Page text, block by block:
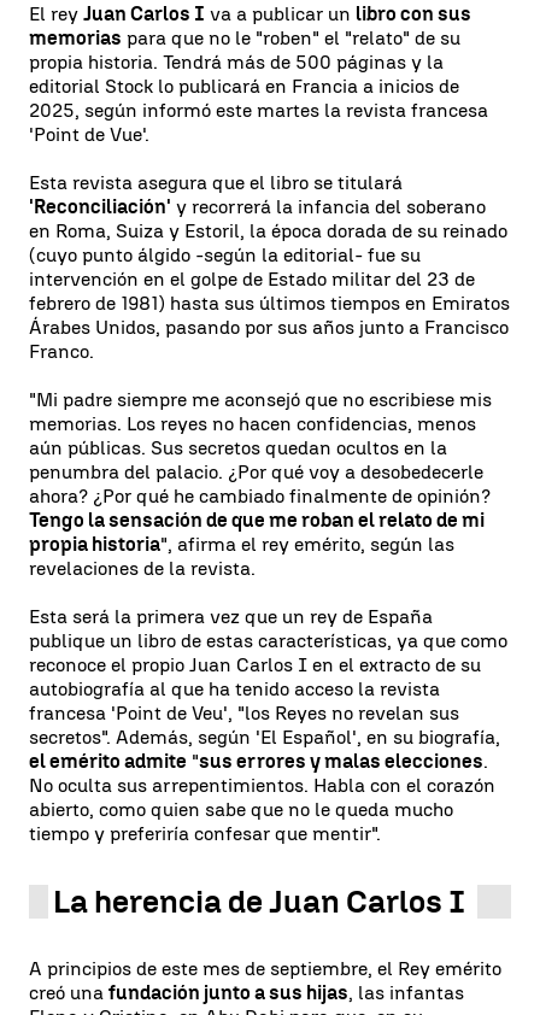
El rey Juan Carlos I va a publicar un libro con sus
memorias para que no le "roben" el "relato" de su
propia historia. Tendrá más de 500 páginas y la
editorial Stock lo publicará en Francia a inicios de
2025, según informó este martes la revista francesa
'Point de Vue'.
Esta revista asegura que el libro se titulará
'Reconciliación' y recorrerá la infancia del soberano
en Roma, Suiza y Estoril, la época dorada de su reinado
(cuyo punto álgido -según la editorial- fue su
intervención en el golpe de Estado militar del 23 de
febrero de 1981) hasta sus últimos tiempos en Emiratos
Árabes Unidos, pasando por sus años junto a Francisco
Franco.
"Mi padre siempre me aconsejó que no escribiese mis
memorias. Los reyes no hacen confidencias, menos
aún públicas. Sus secretos quedan ocultos en la
penumbra del palacio. ¿Por qué voy a desobedecerle
ahora? ¿Por qué he cambiado finalmente de opinión?
Tengo la sensación de que me roban el relato de mi
propia historia", afirma el rey emérito, según las
revelaciones de la revista.
Esta será la primera vez que un rey de España
publique un libro de estas características, ya que como
reconoce el propio Juan Carlos I en el extracto de su
autobiografía al que ha tenido acceso la revista
francesa 'Point de Veu', "los Reyes no revelan sus
secretos". Además, según 'El Español', en su biografía,
el emérito admite "sus errores y malas elecciones.
No oculta sus arrepentimientos. Habla con el corazón
abierto, como quien sabe que no le queda mucho
tiempo y preferiría confesar que mentir".
La herencia de Juan Carlos I
A principios de este mes de septiembre, el Rey emérito
creó una fundación junto a sus hijas, las infantas